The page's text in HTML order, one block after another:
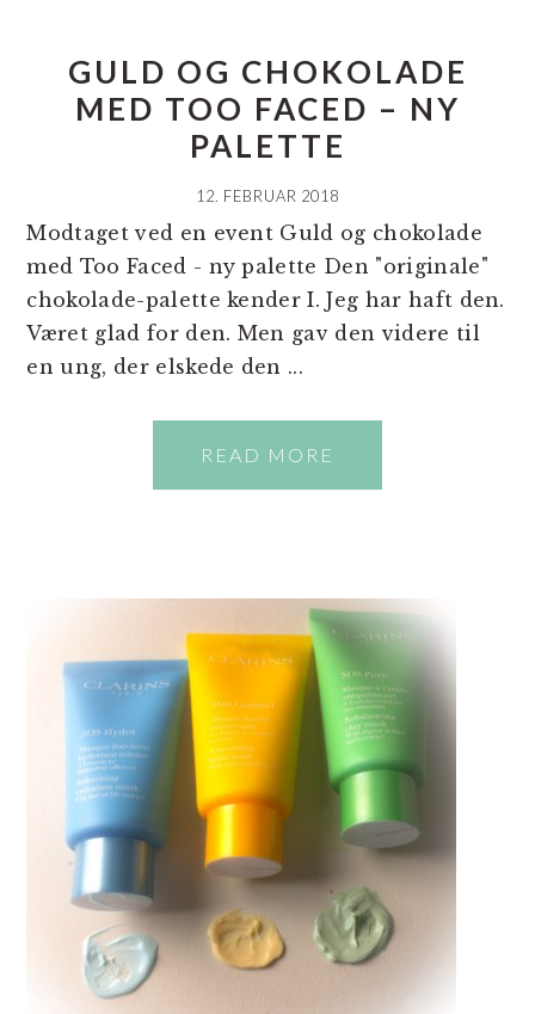
GULD OG CHOKOLADE
MED TOO FACED – NY
PALETTE
12. FEBRUAR 2018
Modtaget ved en event Guld og chokolade
med Too Faced - ny palette Den "originale"
chokolade-palette kender I. Jeg har haft den.
Været glad for den. Men gav den videre til
en ung, der elskede den ...
READ MORE